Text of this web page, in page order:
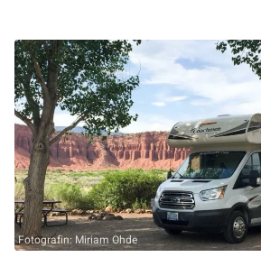
Fotografin: Miriam Ohde